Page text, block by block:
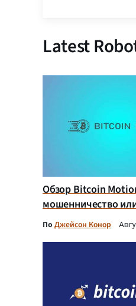
Latest
Обзор Bitcoin
мошенничество
По Джейсон Конор